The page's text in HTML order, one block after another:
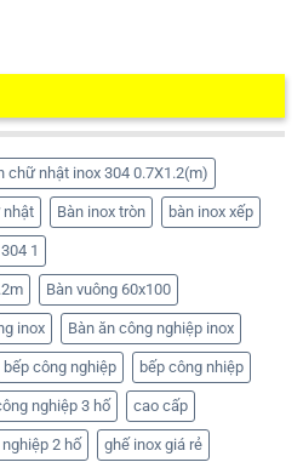
chữ nhật inox 304 0.7X1.2(m)
nhật Bàn inox tròn bàn inox xếp
1
Bàn vuông 60x100
inox Bàn ăn công nghiệp inox
bếp công nghiệp bếp công nhiệp
nghiệp 3 hố cao cấp
2 hố ghế inox giá rẻ